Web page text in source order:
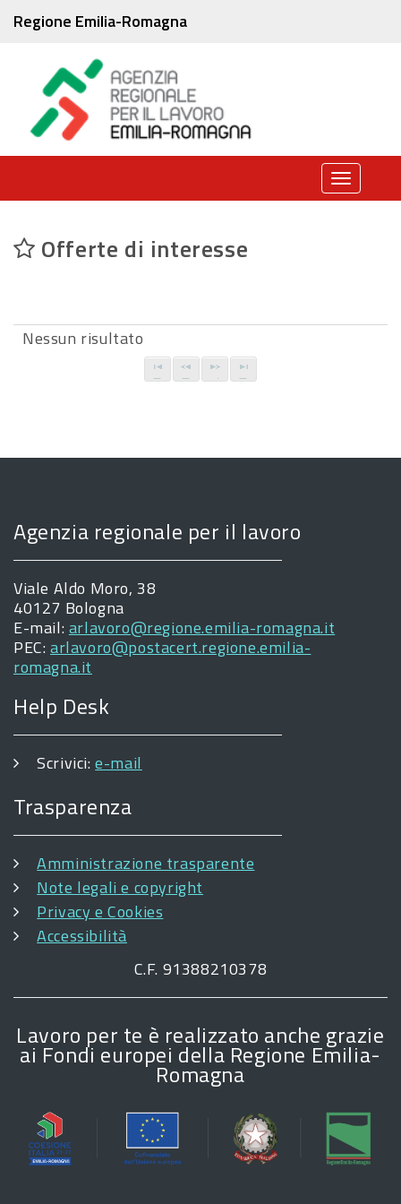
Regione Emilia-Romagna
Toggle
Offerte di interesse
Nessun risultato
Agenzia regionale per il lavoro
Viale Aldo Moro, 38
40127 Bologna
E-mail: arlavoro@regione.emilia-romagna.it
PEC: arlavoro@postacert.regione.emilia-
romagna.it
Help Desk
Scrivici:e-mail
Trasparenza
Amministrazione trasparente
Note legali e copyright
Privacy e Cookies
Accessibilità
C.F. 91388210378
Lavoro per te è realizzato anche grazie
ai Fondi europei della Regione Emilia-
Romagna